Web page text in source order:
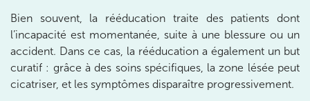
Bien souvent, la rééducation traite des patients dont
l’incapacité est momentanée, suite à une blessure ou un
accident. Dans ce cas, la rééducation a également un but
curatif : grâce à des soins spécifiques, la zone lésée peut
cicatriser, et les symptômes disparaître progressivement.
IK PARIS 8 – SAINT-LAZARE
20 Rue de la Pépinière 75008 Paris